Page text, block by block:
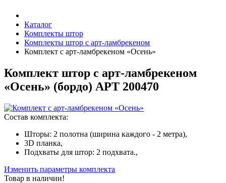
Каталог
Комплекты штор
Комплекты штор с арт-ламбрекеном
Комплект с арт-ламбрекеном «Осень»
Комплект штор с арт-ламбрекеном
«Осень» (бордо) АРТ 200470
Состав комплекта:
Шторы: 2 полотна (ширина каждого - 2 метра),
3D планка,
Подхваты для штор: 2 подхвата.,
Изменить параметры комплекта
Товар в наличии!